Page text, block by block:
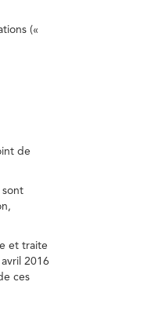
(«
de
sont
et traite
2016
ces